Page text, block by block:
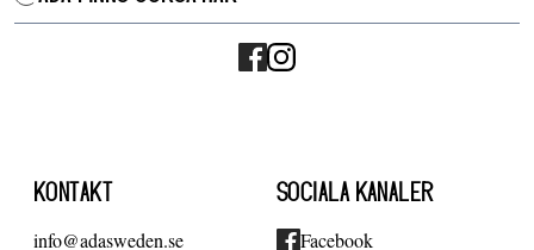
KONTAKT
info@adasweden.se
SOCIALA KANALER
Facebook